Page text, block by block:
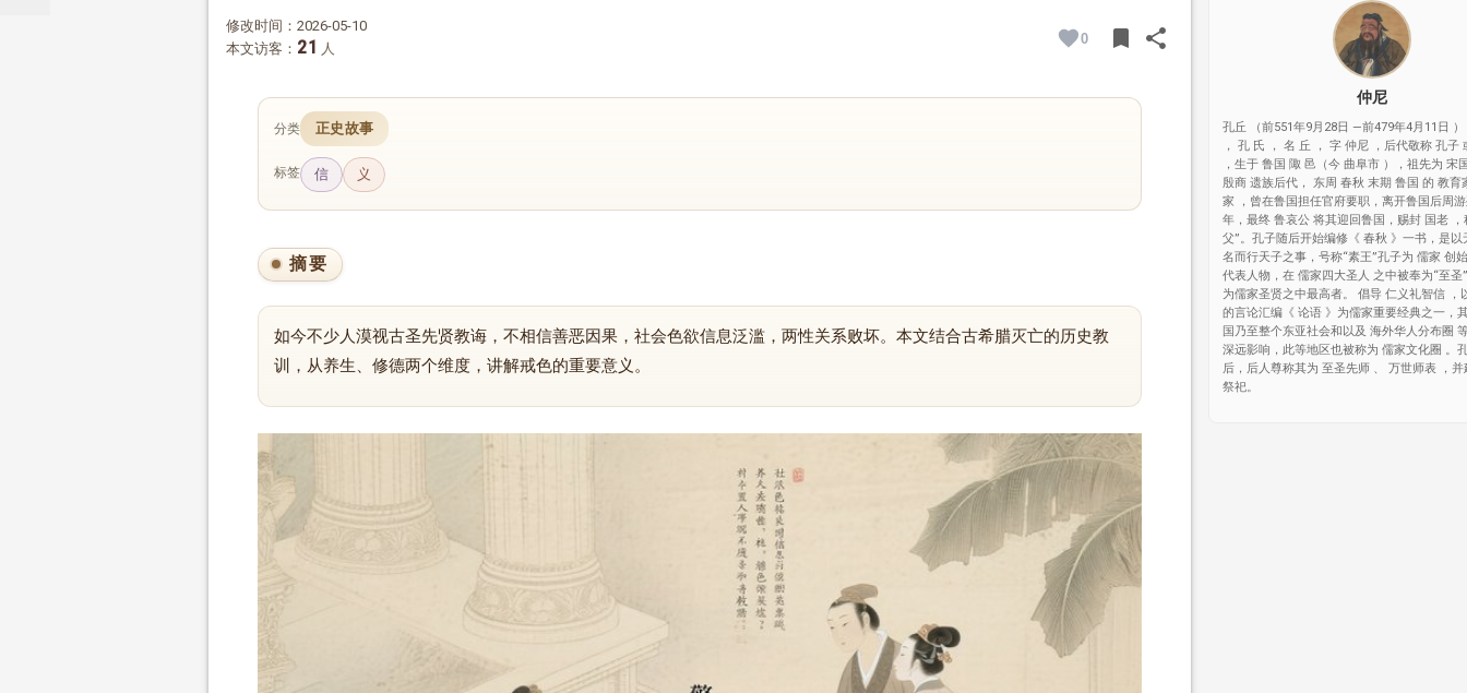
修改时间：2026-05-10
本文访客： 21 人
0 bookmarkBOOKMARK
shareSHARE
分类 正史故事
标签 信 义
摘要
如今不少人漠视古圣先贤教诲，不相信善恶因果，社会色欲信息泛滥，两性关系败坏。本文结合古希腊灭亡的历史教
训，从养生、修德两个维度，讲解戒色的重要意义。
仲尼
孔丘 （前551年9月28日 —前479年4月11日
， 孔 氏 ， 名 丘 ， 字 仲尼 ，后代敬称 孔子
，生于 鲁国 陬 邑（今 曲阜市 ），祖先为 宋
殷商 遗族后代， 东周 春秋 末期 鲁国 的 教育
家 ，曾在鲁国担任官府要职，离开鲁国后周
年，最终 鲁哀公 将其迎回鲁国，赐封 国老 ，
父”。孔子随后开始编修《 春秋 》一书，是以
名而行天子之事，号称“素王”孔子为 儒家 创
代表人物，在 儒家四大圣人 之中被奉为“至圣
为儒家圣贤之中最高者。 倡导 仁义礼智信 ，
的言论汇编《 论语 》为儒家重要经典之一，
国乃至整个东亚社会和以及 海外华人分布圈
深远影响，此等地区也被称为 儒家文化圈 。
后，后人尊称其为 至圣先师 、 万世师表 ，并
祭祀。